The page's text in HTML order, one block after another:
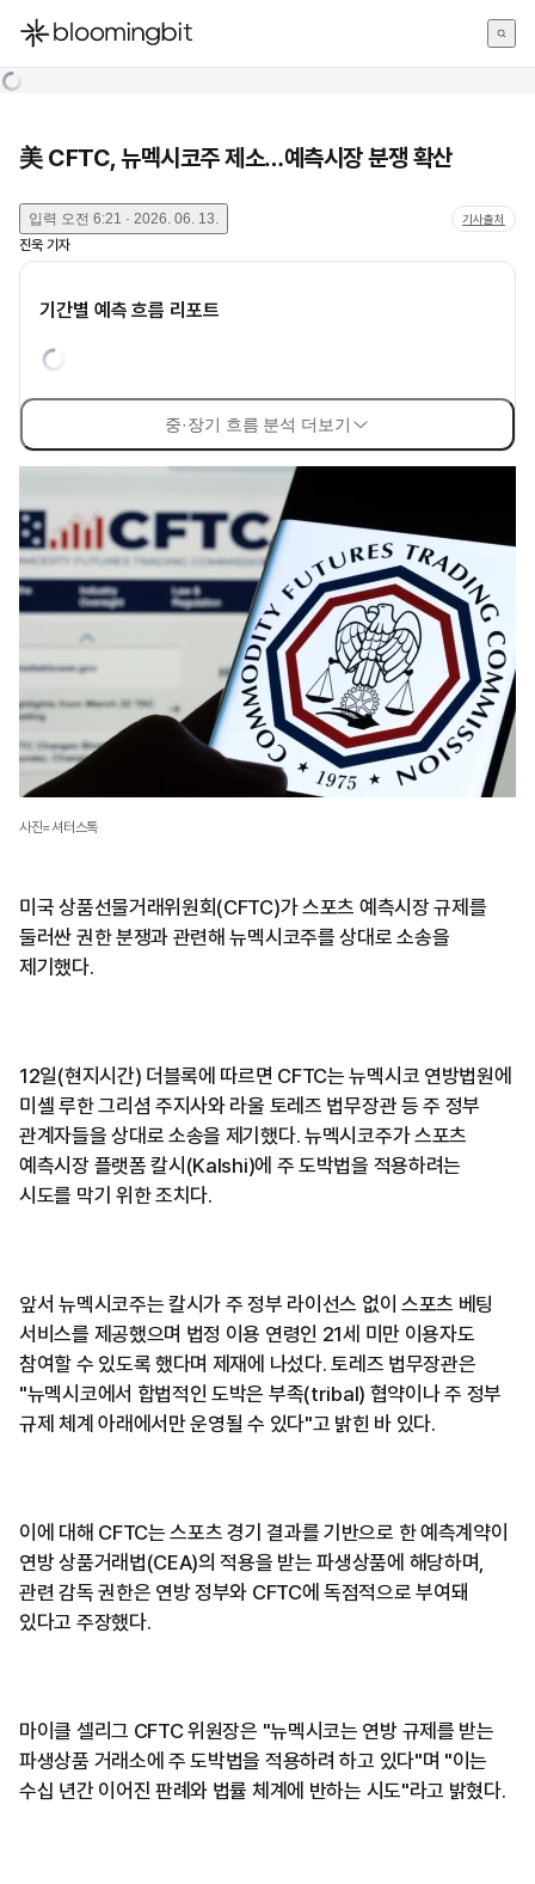
한국어
美 CFTC, 뉴멕시코주 제소…예측시장 분쟁 확산
입력 오전 6:21 · 2026. 06. 13. 기사출처
진욱 기자
기간별 예측 흐름 리포트
중·장기 흐름 분석 더보기
사진=셔터스톡
미국 상품선물거래위원회(CFTC)가 스포츠 예측시장 규제를
둘러싼 권한 분쟁과 관련해 뉴멕시코주를 상대로 소송을
제기했다.
12일(현지시간) 더블록에 따르면 CFTC는 뉴멕시코 연방법원에
미셸 루한 그리셤 주지사와 라울 토레즈 법무장관 등 주 정부
관계자들을 상대로 소송을 제기했다. 뉴멕시코주가 스포츠
예측시장 플랫폼 칼시(Kalshi)에 주 도박법을 적용하려는
시도를 막기 위한 조치다.
앞서 뉴멕시코주는 칼시가 주 정부 라이선스 없이 스포츠 베팅
서비스를 제공했으며 법정 이용 연령인 21세 미만 이용자도
참여할 수 있도록 했다며 제재에 나섰다. 토레즈 법무장관은
"뉴멕시코에서 합법적인 도박은 부족(tribal) 협약이나 주 정부
규제 체계 아래에서만 운영될 수 있다"고 밝힌 바 있다.
이에 대해 CFTC는 스포츠 경기 결과를 기반으로 한 예측계약이
연방 상품거래법(CEA)의 적용을 받는 파생상품에 해당하며,
관련 감독 권한은 연방 정부와 CFTC에 독점적으로 부여돼
있다고 주장했다.
마이클 셀리그 CFTC 위원장은 "뉴멕시코는 연방 규제를 받는
파생상품 거래소에 주 도박법을 적용하려 하고 있다"며 "이는
수십 년간 이어진 판례와 법률 체계에 반하는 시도"라고 밝혔다.